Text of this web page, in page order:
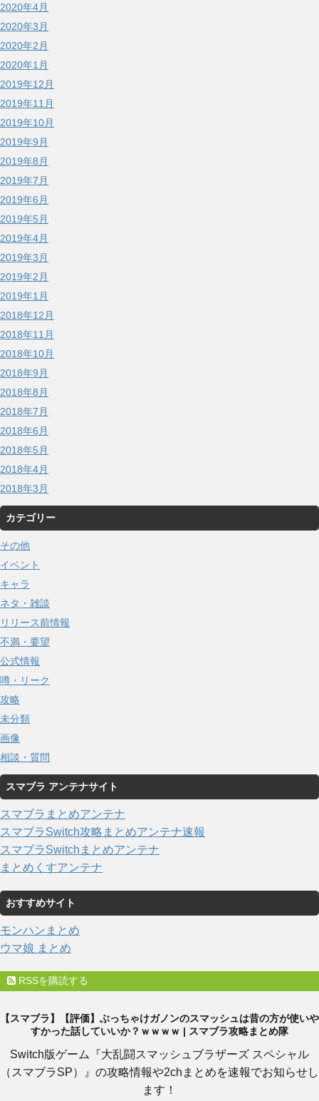
2020年4月
2020年3月
2020年2月
2020年1月
2019年12月
2019年11月
2019年10月
2019年9月
2019年8月
2019年7月
2019年6月
2019年5月
2019年4月
2019年3月
2019年2月
2019年1月
2018年12月
2018年11月
2018年10月
2018年9月
2018年8月
2018年7月
2018年6月
2018年5月
2018年4月
2018年3月
カテゴリー
その他
イベント
キャラ
ネタ・雑談
リリース前情報
不満・要望
公式情報
噂・リーク
攻略
未分類
画像
相談・質問
スマブラ アンテナサイト
スマブラまとめアンテナ
スマブラSwitch攻略まとめアンテナ速報
スマブラSwitchまとめアンテナ
まとめくすアンテナ
おすすめサイト
モンハンまとめ
ウマ娘 まとめ
RSSを購読する
【スマブラ】【評価】ぶっちゃけガノンのスマッシュは昔の方が使いや
すかった話していいか？ｗｗｗｗ | スマブラ攻略まとめ隊
Switch版ゲーム『大乱闘スマッシュブラザーズ スペシャル
（スマブラSP）』の攻略情報や2chまとめを速報でお知らせし
ます！